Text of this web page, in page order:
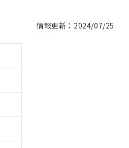
情報更新：2024/07/25